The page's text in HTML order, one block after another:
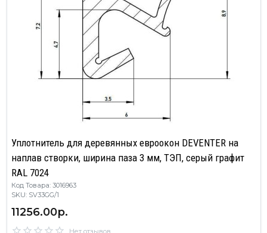
Уплотнитель для деревянных евроокон DEVENTER на
наплав створки, ширина паза 3 мм, ТЭП, серый графит
RAL 7024
Код Товара: 3016963
SKU: SV33GG/1
11256.00р.
Нет отзывов